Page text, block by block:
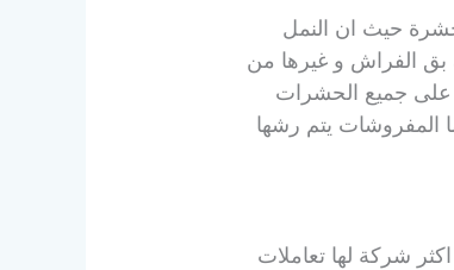
حيث ان النمل
بق الفراش و غيرها من
على جميع الحشرات
المفروشات يتم رشها
اكثر شركة لها تعاملات